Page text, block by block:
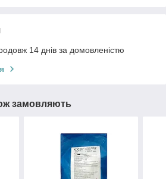
14 днів за домовленістю
замовляють